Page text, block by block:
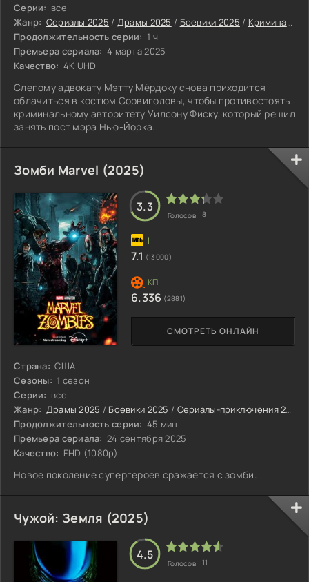
Серии: все
Жанр: Сериалы 2025 / Драмы 2025 / Боевики 2025 / Криминальные сериалы 2025
Продолжительность серии: 1 ч
Премьера сериала: 4 марта 2025
Качество: 4K UHD
Слепому адвокату Мэтту Мёрдоку снова приходится
облачиться в костюм Сорвиголовы, чтобы противостоять
криминальному авторитету Уилсону Фиску, который решил
занять пост мэра Нью-Йорка.
Зомби Marvel (2025)
Страна: США
Сезоны: 1 сезон
Серии: все
Жанр: Драмы 2025 / Боевики 2025 / Сериалы-приключения 2025
Продолжительность серии: 45 мин
Премьера сериала: 24 сентября 2025
Качество: FHD (1080p)
Новое поколение супергероев сражается с зомби.
СМОТРЕТЬ ОНЛАЙН
3.3
Голосов: 8
7.1 (13000)
6.336 (2881)
Чужой: Земля (2025)
4.5
Голосов: 11